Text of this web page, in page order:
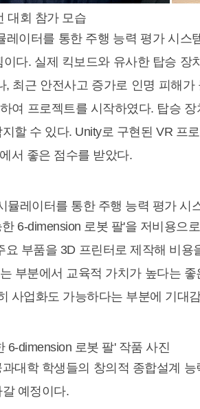
대회 참가 모습
레이터를 통한 주행 능력 평가 시
다. 실제 킥보드와 유사한 탑승
최근 안전사고 증가로 인명 피해
여 프로젝트를 시작하였다. 탑승
할 수 있다. Unity로 구현된 VR
서 좋은 점수를 받았다.
뮬레이터를 통한 주행 능력 평가 시
6-dimension 로봇 팔'을 저비용
부품을 3D 프린터로 제작해 비
부분에서 교육적 가치가 높다는
사업화도 가능하다는 부분에 기대
6-dimension 로봇 팔' 작품 사진
대학 학생들의 창의적 종합설계
예정이다.